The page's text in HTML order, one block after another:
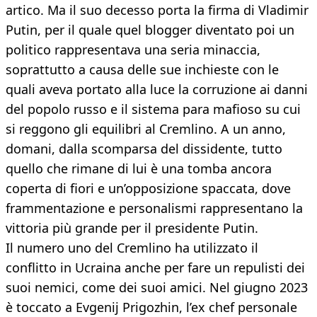
artico. Ma il suo decesso porta la firma di Vladimir
Putin, per il quale quel blogger diventato poi un
politico rappresentava una seria minaccia,
soprattutto a causa delle sue inchieste con le
quali aveva portato alla luce la corruzione ai danni
del popolo russo e il sistema para mafioso su cui
si reggono gli equilibri al Cremlino. A un anno,
domani, dalla scomparsa del dissidente, tutto
quello che rimane di lui è una tomba ancora
coperta di fiori e un’opposizione spaccata, dove
frammentazione e personalismi rappresentano la
vittoria più grande per il presidente Putin.
Il numero uno del Cremlino ha utilizzato il
conflitto in Ucraina anche per fare un repulisti dei
suoi nemici, come dei suoi amici. Nel giugno 2023
è toccato a Evgenij Prigozhin, l’ex chef personale